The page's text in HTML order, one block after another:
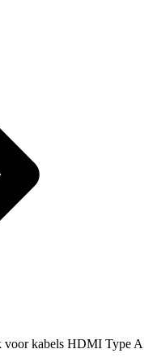
kabels HDMI Type A